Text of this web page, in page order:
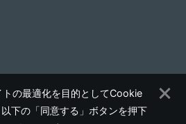
の最適化を目的としてCookie
下の「同意する」ボタンを押下